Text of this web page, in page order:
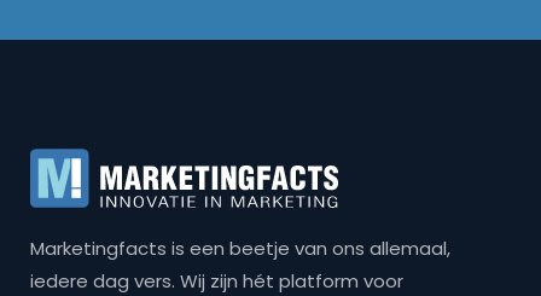
Marketingfacts is een beetje van ons allemaal,
iedere dag vers. Wij zijn hét platform voor